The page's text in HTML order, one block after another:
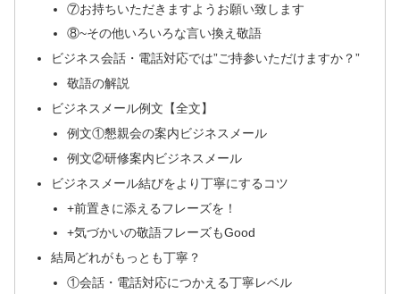
⑦お持ちいただきますようお願い致します
⑧~その他いろいろな言い換え敬語
ビジネス会話・電話対応では”ご持参いただけますか？”
敬語の解説
ビジネスメール例文【全文】
例文①懇親会の案内ビジネスメール
例文②研修案内ビジネスメール
ビジネスメール結びをより丁寧にするコツ
+前置きに添えるフレーズを！
+気づかいの敬語フレーズもGood
結局どれがもっとも丁寧？
①会話・電話対応につかえる丁寧レベル